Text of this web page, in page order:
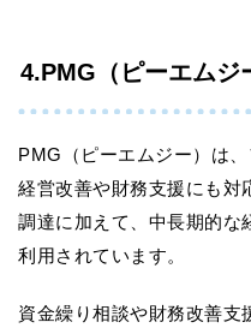
4.PMG（ピーエムジ
PMG（ピーエムジー）は
経営改善や財務支援にも対
調達に加えて、中長期的な
利用されています。
資金繰り相談や財務改善支